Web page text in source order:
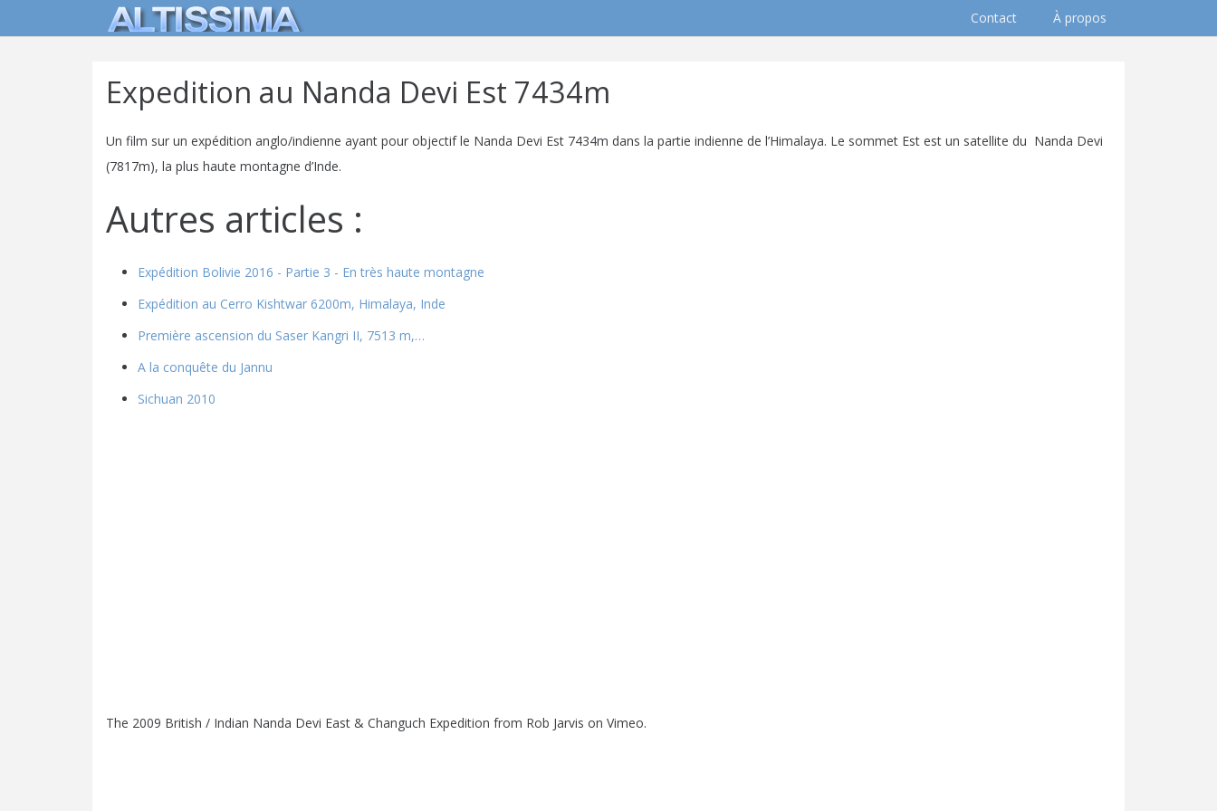
Contact À propos
Expedition au Nanda Devi Est 7434m
Un film sur un expédition anglo/indienne ayant pour objectif le Nanda Devi Est 7434m dans la partie indienne de l’Himalaya. Le sommet Est est un satellite du Nanda Devi
(7817m), la plus haute montagne d’Inde.
Autres articles :
Expédition Bolivie 2016 - Partie 3 - En très haute montagne
Expédition au Cerro Kishtwar 6200m, Himalaya, Inde
Première ascension du Saser Kangri II, 7513 m,…
A la conquête du Jannu
Sichuan 2010
The 2009 British / Indian Nanda Devi East & Changuch Expedition from Rob Jarvis on Vimeo.